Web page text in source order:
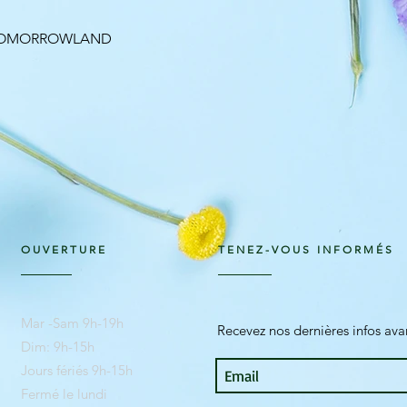
OUVERTURE
Mar -Sam 9h-19h
Dim: 9h-15h
Jours fériés 9h-15h
Fermé le lundi
TENEZ-VOUS INFORMÉS
Recevez nos dernières infos